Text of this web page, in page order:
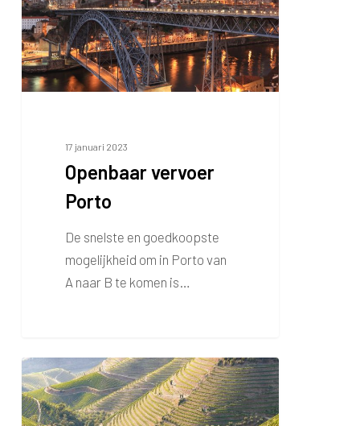
17 januari 2023
Openbaar vervoer
Porto
De snelste en goedkoopste
mogelijkheid om in Porto van
A naar B te komen is…
Dagtour
naar
de